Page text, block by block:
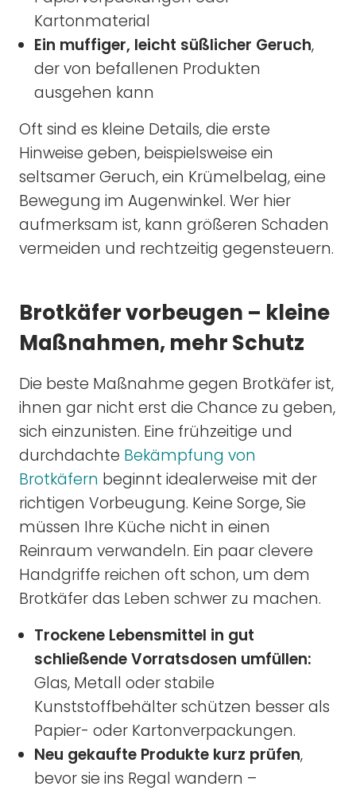
Kartonmaterial
Ein muffiger, leicht süßlicher Geruch,
der von befallenen Produkten
ausgehen kann
Oft sind es kleine Details, die erste
Hinweise geben, beispielsweise ein
seltsamer Geruch, ein Krümelbelag, eine
Bewegung im Augenwinkel. Wer hier
aufmerksam ist, kann größeren Schaden
vermeiden und rechtzeitig gegensteuern.
Brotkäfer vorbeugen – kleine
Maßnahmen, mehr Schutz
Die beste Maßnahme gegen Brotkäfer ist,
ihnen gar nicht erst die Chance zu geben,
sich einzunisten. Eine frühzeitige und
durchdachte Bekämpfung von
Brotkäfern beginnt idealerweise mit der
richtigen Vorbeugung. Keine Sorge, Sie
müssen Ihre Küche nicht in einen
Reinraum verwandeln. Ein paar clevere
Handgriffe reichen oft schon, um dem
Brotkäfer das Leben schwer zu machen.
Trockene Lebensmittel in gut
schließende Vorratsdosen umfüllen:
Glas, Metall oder stabile
Kunststoffbehälter schützen besser als
Papier- oder Kartonverpackungen.
Neu gekaufte Produkte kurz prüfen,
bevor sie ins Regal wandern –